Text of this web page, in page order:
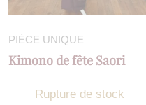
PIÈCE UNIQUE
Kimono de fête Saori
Rupture de stock